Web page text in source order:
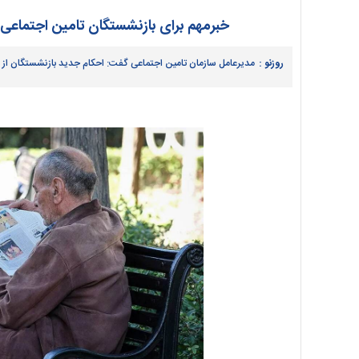
خبرمهم برای بازنشستگان تامین
روزنو : مدیرعامل سازمان تامین اجتماعی گفت: احکام جدید بازنشستگان